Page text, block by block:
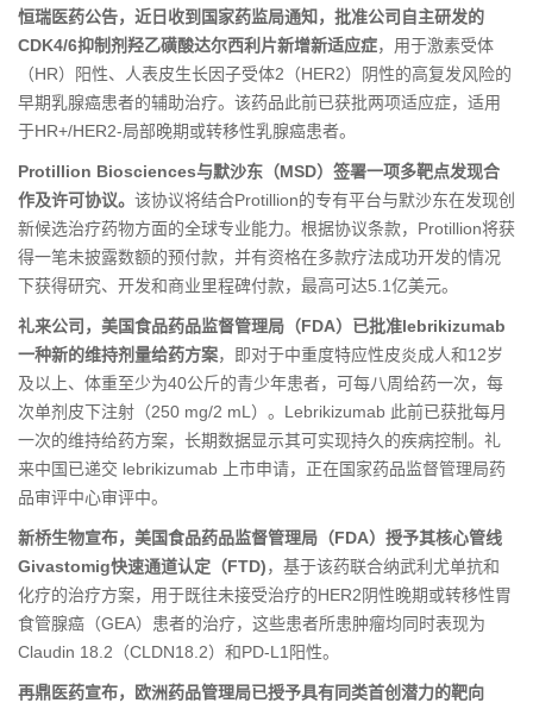
恒瑞医药公告，近日收到国家药监局通知，批准公司自主研发的
CDK4/6抑制剂羟乙磺酸达尔西利片新增新适应症，用于激素受体
（HR）阳性、人表皮生长因子受体2（HER2）阴性的高复发风险的
早期乳腺癌患者的辅助治疗。该药品此前已获批两项适应症，适用
于HR+/HER2-局部晚期或转移性乳腺癌患者。
Protillion Biosciences与默沙东（MSD）签署一项多靶点发现合
作及许可协议。 该协议将结合Protillion的专有平台与默沙东在发现创
新候选治疗药物方面的全球专业能力。根据协议条款，Protillion将获
得一笔未披露数额的预付款，并有资格在多款疗法成功开发的情况
下获得研究、开发和商业里程碑付款，最高可达5.1亿美元。
礼来公司，美国食品药品监督管理局（FDA）已批准lebrikizumab
一种新的维持剂量给药方案，即对于中重度特应性皮炎成人和12岁
及以上、体重至少为40公斤的青少年患者，可每八周给药一次，每
次单剂皮下注射（250 mg/2 mL）。Lebrikizumab 此前已获批每月
一次的维持给药方案，长期数据显示其可实现持久的疾病控制。礼
来中国已递交 lebrikizumab 上市申请，正在国家药品监督管理局药
品审评中心审评中。
新桥生物宣布，美国食品药品监督管理局（FDA）授予其核心管线
Givastomig快速通道认定（FTD)，基于该药联合纳武利尤单抗和
化疗的治疗方案，用于既往未接受治疗的HER2阴性晚期或转移性胃
食管腺癌（GEA）患者的治疗，这些患者所患肿瘤均同时表现为
Claudin 18.2（CLDN18.2）和PD-L1阳性。
再鼎医药宣布，欧洲药品管理局已授予具有同类首创潜力的靶向